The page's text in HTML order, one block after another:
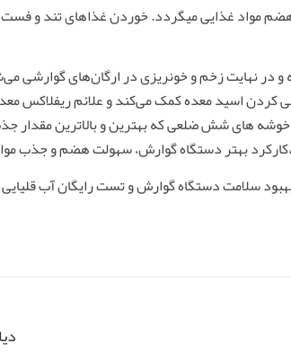
مواد غذایی میگردد. خوردن غذاهای تند و
نهایت زخم و خونریزی در ارگان‌های گوارشی
کردن اسید معده کمک می‌کند و علائم
های شش ضلعی که بهترین و بالاترین مقدار
بهتر دستگاه گوارش، سهولت هضم و جذب
سلامت دستگاه گوارش و تست رایگان آب